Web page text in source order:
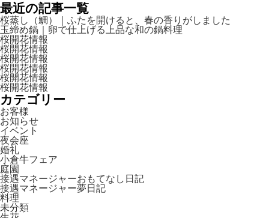
最近の記事一覧
桜蒸し（鯛）｜ふたを開けると、春の香りがしました
玉締め鍋｜卵で仕上げる上品な和の鍋料理
桜開花情報
桜開花情報
桜開花情報
桜開花情報
桜開花情報
桜開花情報
カテゴリー
お客様
お知らせ
イベント
夜会座
婚礼
小倉牛フェア
庭園
接遇マネージャーおもてなし日記
接遇マネージャー夢日記
料理
未分類